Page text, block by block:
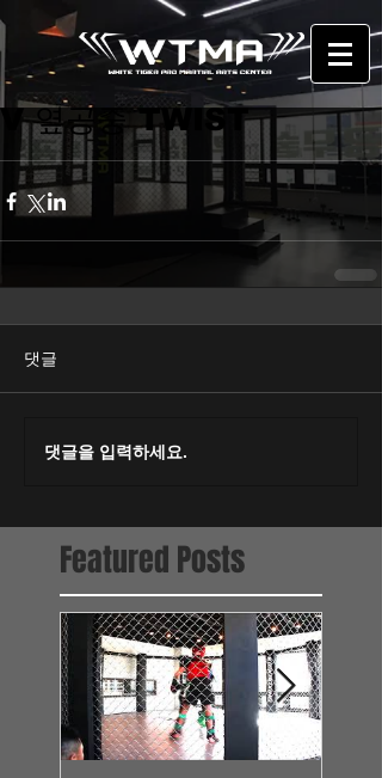
V 옆공중 TWIST
댓글
댓글을 입력하세요.
Featured Posts